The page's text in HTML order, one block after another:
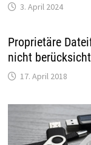
3. April 2024
Proprietäre
nicht
17. April 2018